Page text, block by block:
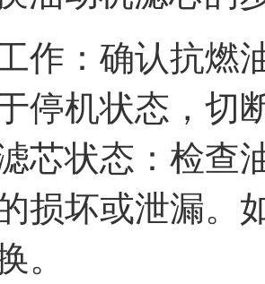
作：确认抗燃
停机状态，切
芯状态：检查
损坏或泄漏。
。